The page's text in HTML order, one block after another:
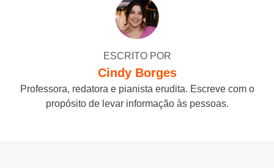
ESCRITO POR
Cindy Borges
Professora, redatora e pianista erudita. Escreve com o
propósito de levar informação às pessoas.